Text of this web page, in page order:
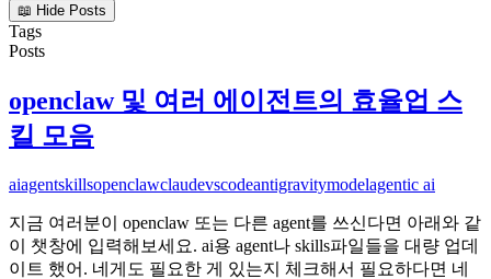
📖 Hide Posts
Tags
Posts
openclaw 및 여러 에이전트의 효율업 스
킬 모음
aiagentskillsopenclawclaudevscodeantigravitymodelagentic ai
지금 여러분이 openclaw 또는 다른 agent를 쓰신다면 아래와 같
이 챗창에 입력해보세요. ai용 agent나 skills파일들을 대량 업데
이트 했어. 네게도 필요한 게 있는지 체크해서 필요하다면 네